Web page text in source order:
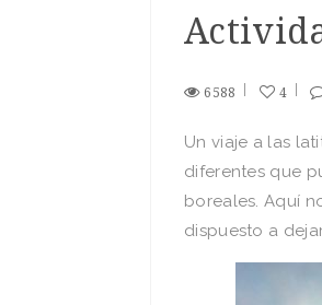
6588 4
Un viaje a las
diferentes que
boreales. Aquí
dispuesto a